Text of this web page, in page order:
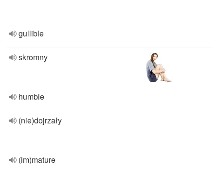
gullible
skromny
humble
(nie)dojrzały
(im)mature